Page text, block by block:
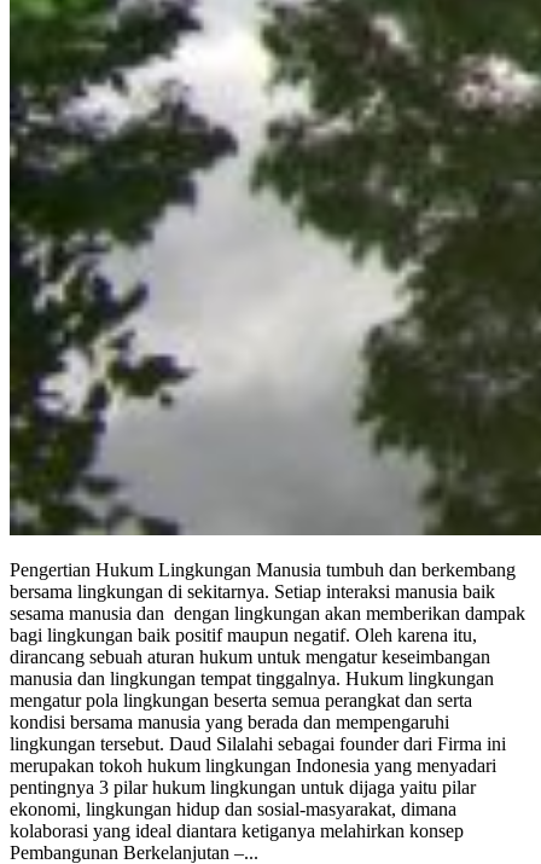
Pengertian Hukum Lingkungan Manusia tumbuh dan berkembang
bersama lingkungan di sekitarnya. Setiap interaksi manusia baik
sesama manusia dan dengan lingkungan akan memberikan dampak
bagi lingkungan baik positif maupun negatif. Oleh karena itu,
dirancang sebuah aturan hukum untuk mengatur keseimbangan
manusia dan lingkungan tempat tinggalnya. Hukum lingkungan
mengatur pola lingkungan beserta semua perangkat dan serta
kondisi bersama manusia yang berada dan mempengaruhi
lingkungan tersebut. Daud Silalahi sebagai founder dari Firma ini
merupakan tokoh hukum lingkungan Indonesia yang menyadari
pentingnya 3 pilar hukum lingkungan untuk dijaga yaitu pilar
ekonomi, lingkungan hidup dan sosial-masyarakat, dimana
kolaborasi yang ideal diantara ketiganya melahirkan konsep
Pembangunan Berkelanjutan –...